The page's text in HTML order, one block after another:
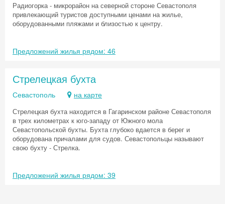
Радиогорка - микрорайон на северной стороне Севастополя
привлекающий туристов доступными ценами на жилье,
оборудованными пляжами и близостью к центру.
Предложений жилья рядом: 46
Стрелецкая бухта
Севастополь на карте
Стрелецкая бухта находится в Гагаринском районе Севастополя
в трех километрах к юго-западу от Южного мола
Севастопольской бухты. Бухта глубоко вдается в берег и
оборудована причалами для судов. Севастопольцы называют
свою бухту - Стрелка.
Предложений жилья рядом: 39
Скидка −5%